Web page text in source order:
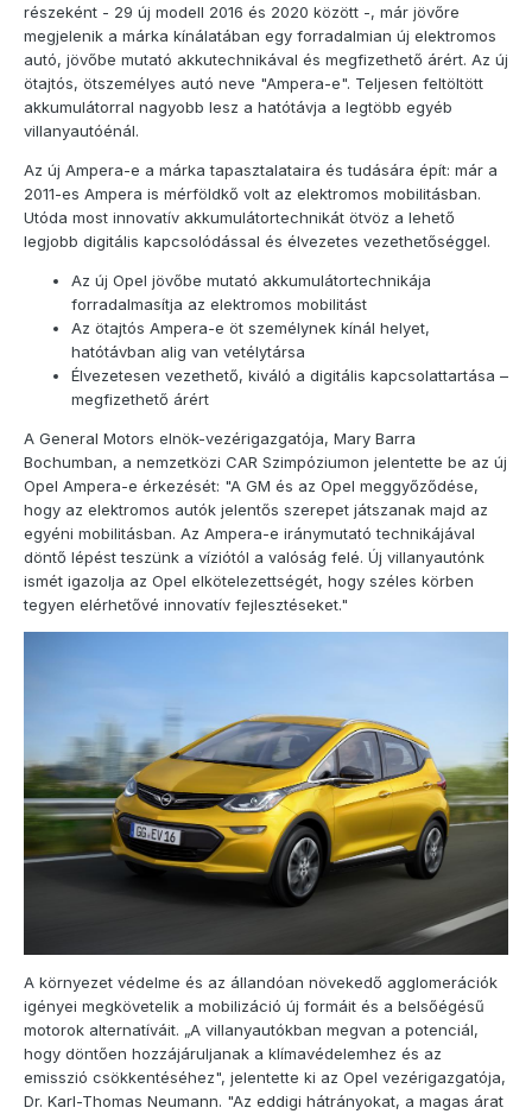
részeként - 29 új modell 2016 és 2020 között -, már jövőre
megjelenik a márka kínálatában egy forradalmian új elektromos
autó, jövőbe mutató akkutechnikával és megfizethető árért. Az új
ötajtós, ötszemélyes autó neve "Ampera-e". Teljesen feltöltött
akkumulátorral nagyobb lesz a hatótávja a legtöbb egyéb
villanyautóénál.
Az új Ampera-e a márka tapasztalataira és tudására épít: már a
2011-es Ampera is mérföldkő volt az elektromos mobilitásban.
Utóda most innovatív akkumulátortechnikát ötvöz a lehető
legjobb digitális kapcsolódással és élvezetes vezethetőséggel.
Az új Opel jövőbe mutató akkumulátortechnikája
forradalmasítja az elektromos mobilitást
Az ötajtós Ampera-e öt személynek kínál helyet,
hatótávban alig van vetélytársa
Élvezetesen vezethető, kiváló a digitális kapcsolattartása –
megfizethető árért
A General Motors elnök-vezérigazgatója, Mary Barra
Bochumban, a nemzetközi CAR Szimpóziumon jelentette be az új
Opel Ampera-e érkezését: "A GM és az Opel meggyőződése,
hogy az elektromos autók jelentős szerepet játszanak majd az
egyéni mobilitásban. Az Ampera-e iránymutató technikájával
döntő lépést teszünk a víziótól a valóság felé. Új villanyautónk
ismét igazolja az Opel elkötelezettségét, hogy széles körben
tegyen elérhetővé innovatív fejlesztéseket."
A környezet védelme és az állandóan növekedő agglomerációk
igényei megkövetelik a mobilizáció új formáit és a belsőégésű
motorok alternatíváit. „A villanyautókban megvan a potenciál,
hogy döntően hozzájáruljanak a klímavédelemhez és az
emisszió csökkentéséhez", jelentette ki az Opel vezérigazgatója,
Dr. Karl-Thomas Neumann. "Az eddigi hátrányokat, a magas árat